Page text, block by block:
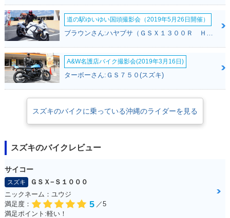
道の駅ゆいゆい国頭撮影会（2019年5月26日開催）
ブラウンさん:ハヤブサ（ＧＳＸ１３００Ｒ Ｈａｙａｂｕｓａ）(スズキ)
A&W名護店バイク撮影会(2019年3月16日)
ターボーさん:ＧＳ７５０(スズキ)
スズキのバイクに乗っている沖縄のライダーを見る
スズキのバイクレビュー
サイコー
スズキ
ＧＳＸ−Ｓ１０００
ニックネーム：ユウジ
満足度：
5 ／5
満足ポイント:軽い！